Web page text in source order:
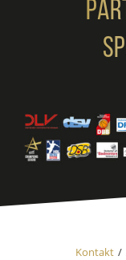
Kontakt